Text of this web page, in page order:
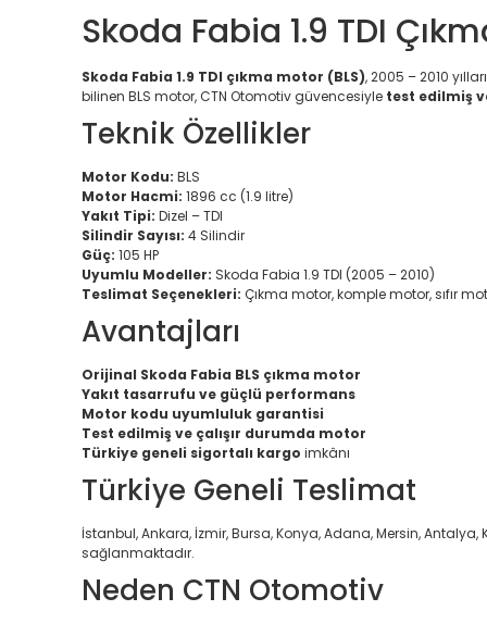
Skoda Fabia 1.9 TDI
Skoda Fabia 1.9 TDI çıkma motor (BLS), 2005 – 2010
bilinen BLS motor, CTN Otomotiv güvencesiyle test edilmiş
Teknik Özellikler
Motor Kodu: BLS
Motor Hacmi: 1896 cc (1.9 litre)
Yakıt Tipi: Dizel – TDI
Silindir Sayısı: 4 Silindir
Güç: 105 HP
Uyumlu Modeller: Skoda Fabia 1.9 TDI (2005 – 2010)
Teslimat Seçenekleri: Çıkma motor, komple motor, sıfır
Avantajları
Orijinal Skoda Fabia BLS çıkma motor
Yakıt tasarrufu ve güçlü performans
Motor kodu uyumluluk garantisi
Test edilmiş ve çalışır durumda motor
Türkiye geneli sigortalı kargo imkânı
Türkiye Geneli Teslimat
İstanbul, Ankara, İzmir, Bursa, Konya, Adana, Mersin, Antalya,
sağlanmaktadır.
Neden CTN Otomotiv